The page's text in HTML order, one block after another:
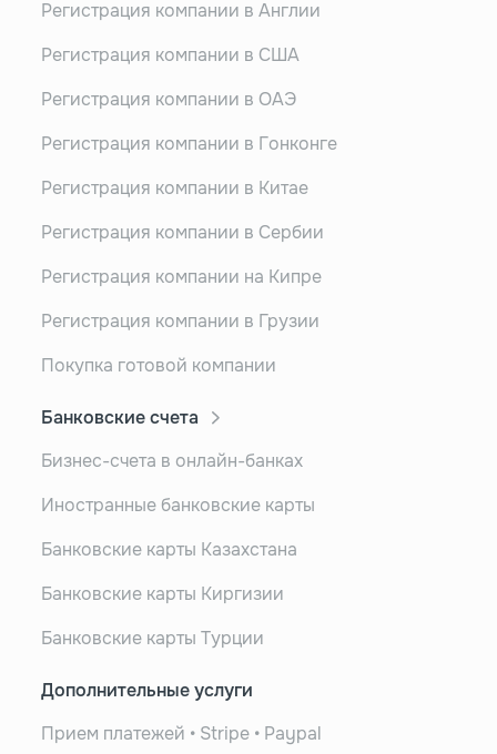
Регистрация компании в Англии
Регистрация компании в США
Регистрация компании в ОАЭ
Регистрация компании в Гонконге
Регистрация компании в Китае
Регистрация компании в Сербии
Регистрация компании на Кипре
Регистрация компании в Грузии
Покупка готовой компании
Банковские счета
Бизнес-счета в онлайн-банках
Иностранные банковские карты
Банковские карты Казахстана
Банковские карты Киргизии
Банковские карты Турции
Дополнительные услуги
Прием платежей • Stripe • Paypal